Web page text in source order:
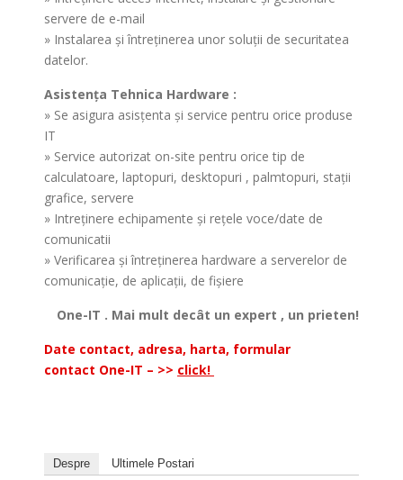
servere de e-mail
» Instalarea şi întreţinerea unor soluţii de securitatea
datelor.
Asistenţa Tehnica Hardware :
» Se asigura asisţenta şi service pentru orice produse
IT
» Service autorizat on-site pentru orice tip de
calculatoare, laptopuri, desktopuri , palmtopuri, staţii
grafice, servere
» Intreţinere echipamente şi reţele voce/date de
comunicatii
» Verificarea şi întreţinerea hardware a serverelor de
comunicaţie, de aplicaţii, de fişiere
One-IT . Mai mult decât un expert , un prieten!
Date contact, adresa, harta, formular
contact One-IT – >> click!
Despre Ultimele Postari